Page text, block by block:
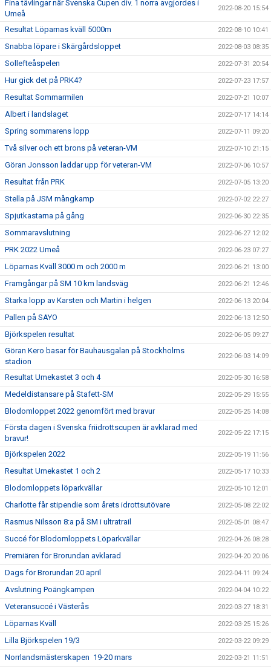
Fina tävlingar när Svenska Cupen div. 1 norra avgjordes i
Umeå
2022-08-20 15:54
Resultat Löparnas kväll 5000m 2022-08-10 10:41
Snabba löpare i Skärgårdsloppet 2022-08-03 08:35
Sollefteåspelen 2022-07-31 20:54
Hur gick det på PRK4? 2022-07-23 17:57
Resultat Sommarmilen 2022-07-21 10:07
Albert i landslaget 2022-07-17 14:14
Spring sommarens lopp 2022-07-11 09:20
Två silver och ett brons på veteran-VM 2022-07-10 21:15
Göran Jonsson laddar upp för veteran-VM 2022-07-06 10:57
Resultat från PRK 2022-07-05 13:20
Stella på JSM mångkamp 2022-07-02 22:27
Spjutkastarna på gång 2022-06-30 22:35
Sommaravslutning 2022-06-27 12:02
PRK 2022 Umeå 2022-06-23 07:27
Löparnas Kväll 3000 m och 2000 m 2022-06-21 13:00
Framgångar på SM 10 km landsväg 2022-06-21 12:46
Starka lopp av Karsten och Martin i helgen 2022-06-13 20:04
Pallen på SAYO 2022-06-13 12:50
Björkspelen resultat 2022-06-05 09:27
Göran Kero basar för Bauhausgalan på Stockholms
stadion
2022-06-03 14:09
Resultat Umekastet 3 och 4 2022-05-30 16:58
Medeldistansare på Stafett-SM 2022-05-29 15:55
Blodomloppet 2022 genomfört med bravur 2022-05-25 14:08
Första dagen i Svenska friidrottscupen är avklarad med
bravur!
2022-05-22 17:15
Björkspelen 2022 2022-05-19 11:56
Resultat Umekastet 1 och 2 2022-05-17 10:33
Blodomloppets löparkvällar 2022-05-10 12:01
Charlotte får stipendie som årets idrottsutövare 2022-05-08 22:02
Rasmus Nilsson 8:a på SM i ultratrail 2022-05-01 08:47
Succé för Blodomloppets Löparkvällar 2022-04-26 08:28
Premiären för Brorundan avklarad 2022-04-20 20:06
Dags för Brorundan 20 april 2022-04-11 09:24
Avslutning Poängkampen 2022-04-04 10:22
Veteransuccé i Västerås 2022-03-27 18:31
Löparnas Kväll 2022-03-25 15:26
Lilla Björkspelen 19/3 2022-03-22 09:29
Norrlandsmästerskapen 19-20 mars 2022-03-21 11:51